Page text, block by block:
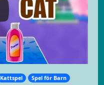
Kattspel Spel för Barn